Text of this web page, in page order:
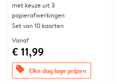
met keuze uit 3
papierafwerkingen
Set van 10 kaarten
Vanaf
€ 11,99
offers Elke dag lage prijzen